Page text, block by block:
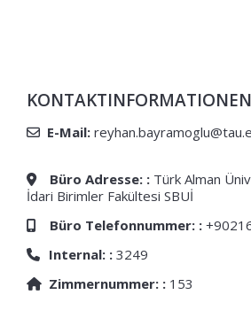
KONTAKTINFORMATIONEN
E-Mail:
Büro Adresse: : Türk Alman
İdari Birimler Fakültesi SBUİ
Büro Telefonnummer: :
Internal: : 3249
Zimmernummer: : 153